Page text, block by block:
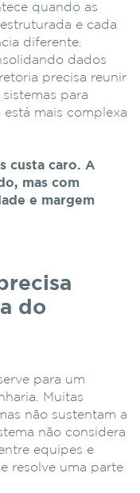
quando as
e cada
diferente.
dados
precisa reunir
para
mais complexa
custa caro. A
mas com
e margem
do
para um
Muitas
não sustentam a
não considera
equipes e
resolve uma parte